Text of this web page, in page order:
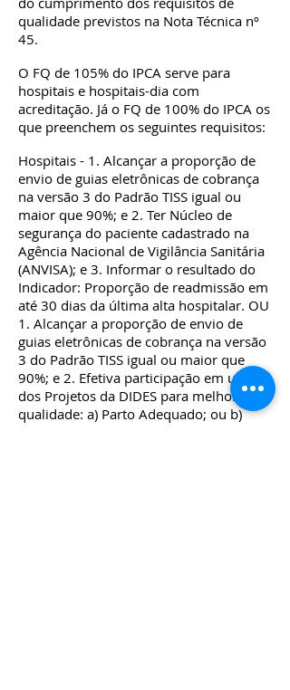
qualidade previstos na Nota Técnica nº
45.
O FQ de 105% do IPCA serve para
hospitais e hospitais-dia com
acreditação. Já o FQ de 100% do IPCA os
que preenchem os seguintes requisitos:
Hospitais - 1. Alcançar a proporção de
envio de guias eletrônicas de cobrança
na versão 3 do Padrão TISS igual ou
maior que 90%; e 2. Ter Núcleo de
segurança do paciente cadastrado na
Agência Nacional de Vigilância Sanitária
(ANVISA); e 3. Informar o resultado do
Indicador: Proporção de readmissão em
até 30 dias da última alta hospitalar. OU
1. Alcançar a proporção de envio de
guias eletrônicas de cobrança na versão
3 do Padrão TISS igual ou maior que
90%; e 2. Efetiva participação em um
dos Projetos da DIDES para melhoria da
qualidade: a) Parto Adequado; ou b)